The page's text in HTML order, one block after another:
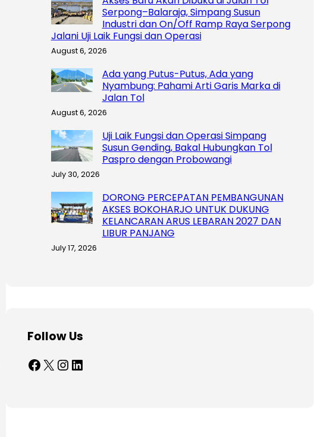
Serpong–Balaraja, Simpang Susun
Industri dan On/Off Ramp Raya Serpong
Jalani Uji Laik Fungsi dan Operasi
August 6, 2026
Ada yang Putus-Putus, Ada yang
Nyambung: Pahami Arti Garis Marka di
Jalan Tol
August 6, 2026
Uji Laik Fungsi dan Operasi Simpang
Susun Gending, Bakal Hubungkan Tol
Paspro dengan Probowangi
July 30, 2026
DORONG PERCEPATAN PEMBANGUNAN
AKSES BOKOHARJO UNTUK DUKUNG
KELANCARAN ARUS LEBARAN 2027 DAN
LIBUR PANJANG
July 17, 2026
Follow Us
Facebook X InstagramLinkedIn